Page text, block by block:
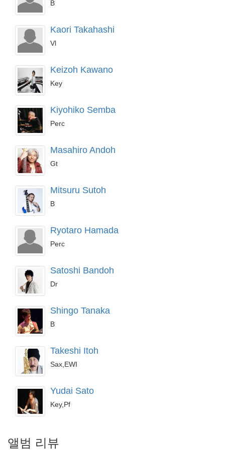
B
Kaori Takahashi
Vl
Keizoh Kawano
Key
Kiyohiko Semba
Perc
Masahiro Andoh
Gt
Mitsuru Sutoh
B
Ryotaro Hamada
Perc
Satoshi Bandoh
Dr
Shingo Tanaka
B
Takeshi Itoh
Sax,EWI
Yudai Sato
Key,Pf
앨범 리뷰